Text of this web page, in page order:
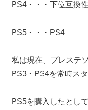
PS4・・・下位互換
PS5・・・PS4
私は現在、プレステ
PS3・PS4を常時ス
PS5を購入したとし